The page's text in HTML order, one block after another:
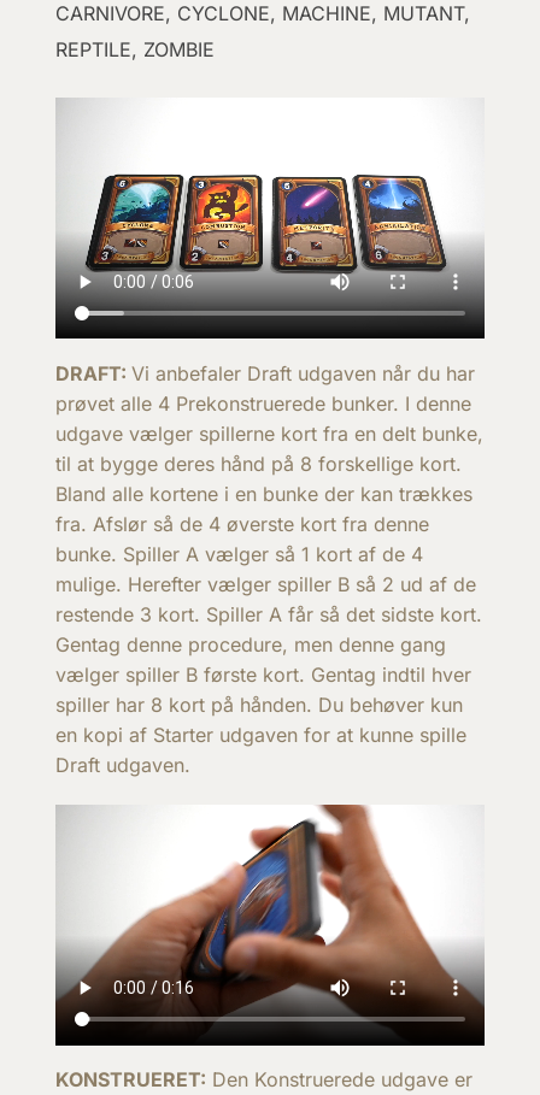
CARNIVORE, CYCLONE, MACHINE, MUTANT,
REPTILE, ZOMBIE
DRAFT: Vi anbefaler Draft udgaven når du har
prøvet alle 4 Prekonstruerede bunker. I denne
udgave vælger spillerne kort fra en delt bunke,
til at bygge deres hånd på 8 forskellige kort.
Bland alle kortene i en bunke der kan trækkes
fra. Afslør så de 4 øverste kort fra denne
bunke. Spiller A vælger så 1 kort af de 4
mulige. Herefter vælger spiller B så 2 ud af de
restende 3 kort. Spiller A får så det sidste kort.
Gentag denne procedure, men denne gang
vælger spiller B første kort. Gentag indtil hver
spiller har 8 kort på hånden. Du behøver kun
en kopi af Starter udgaven for at kunne spille
Draft udgaven.
KONSTRUERET: Den Konstruerede udgave er